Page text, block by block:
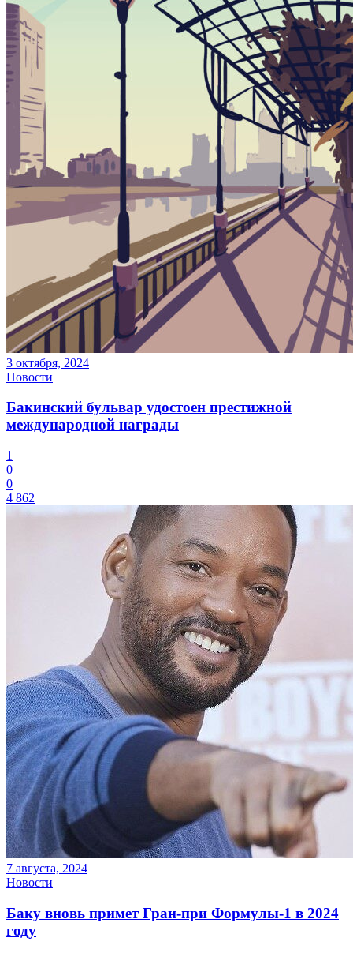
3 октября, 2024
Новости
Бакинский бульвар удостоен престижной
международной награды
1
0
0
4 862
7 августа, 2024
Новости
Баку вновь примет Гран-при Формулы-1 в 2024
году